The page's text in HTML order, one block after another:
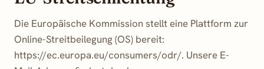
Die Europäische Kommission stellt eine Plattform zur
Online-Streitbeilegung (OS) bereit:
https://ec.europa.eu/consumers/odr/. Unsere E-